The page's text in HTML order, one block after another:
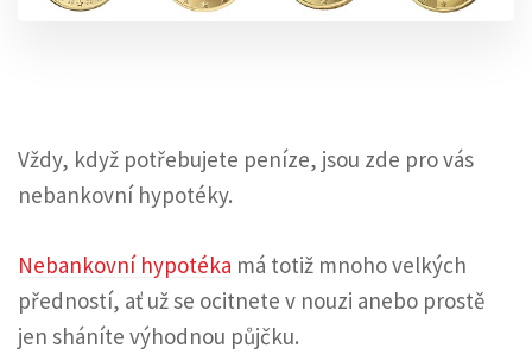
Vždy, když potřebujete peníze, jsou zde pro vás
nebankovní hypotéky.
Nebankovní hypotéka má totiž mnoho velkých
předností, ať už se ocitnete v nouzi anebo prostě
jen sháníte výhodnou půjčku.